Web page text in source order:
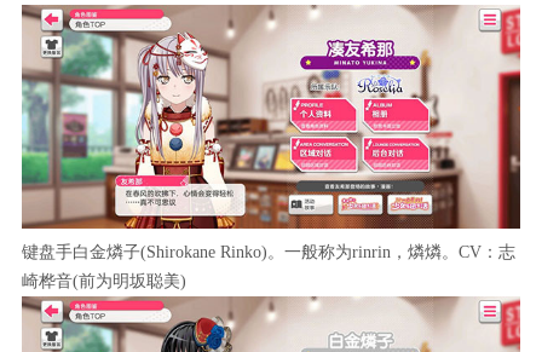
键盘手白金燐子(Shirokane Rinko)。一般称为rinrin，燐燐。CV：志
崎桦音(前为明坂聪美)